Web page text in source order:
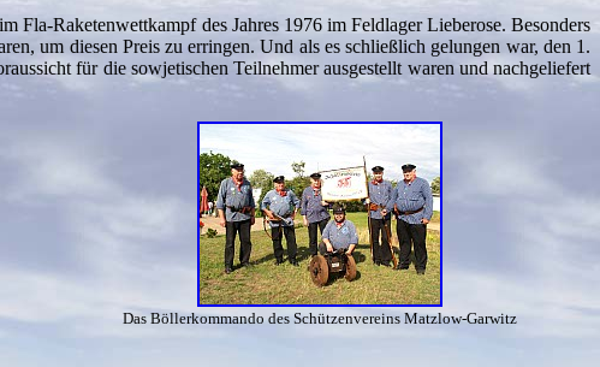
Fla-Raketenwettkampf des Jahres 1976 im Feldlager Lieberose. Besonders
um diesen Preis zu erringen. Und als es schließlich gelungen war, den 1.
für die sowjetischen Teilnehmer ausgestellt waren und nachgeliefert
Das Böllerkommando des Schützenvereins Matzlow-Garwitz